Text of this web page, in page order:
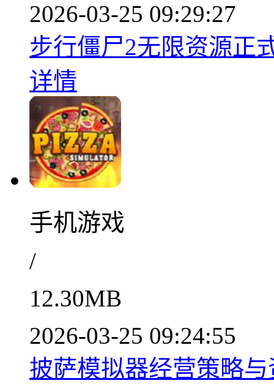
2026-03-25 09:29:27
步行僵尸2无限资源正
详情
手机游戏
/
12.30MB
2026-03-25 09:24:55
披萨模拟器经营策略